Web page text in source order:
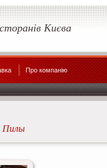
Києва
Про компанію
Пилы